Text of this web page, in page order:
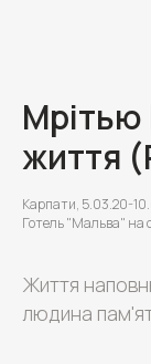
Мрітью
життя
Карпати, 5.03.20-
Готель "Мальва" на
Життя
людина